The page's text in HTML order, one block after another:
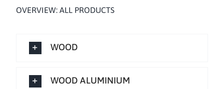
OVERVIEW: ALL PRODUCTS
WOOD
WOOD ALUMINIUM